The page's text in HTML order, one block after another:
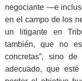
negociante —e
en el campo de los
un litigante en
también, que no
concretas”, sino
adecuado, que